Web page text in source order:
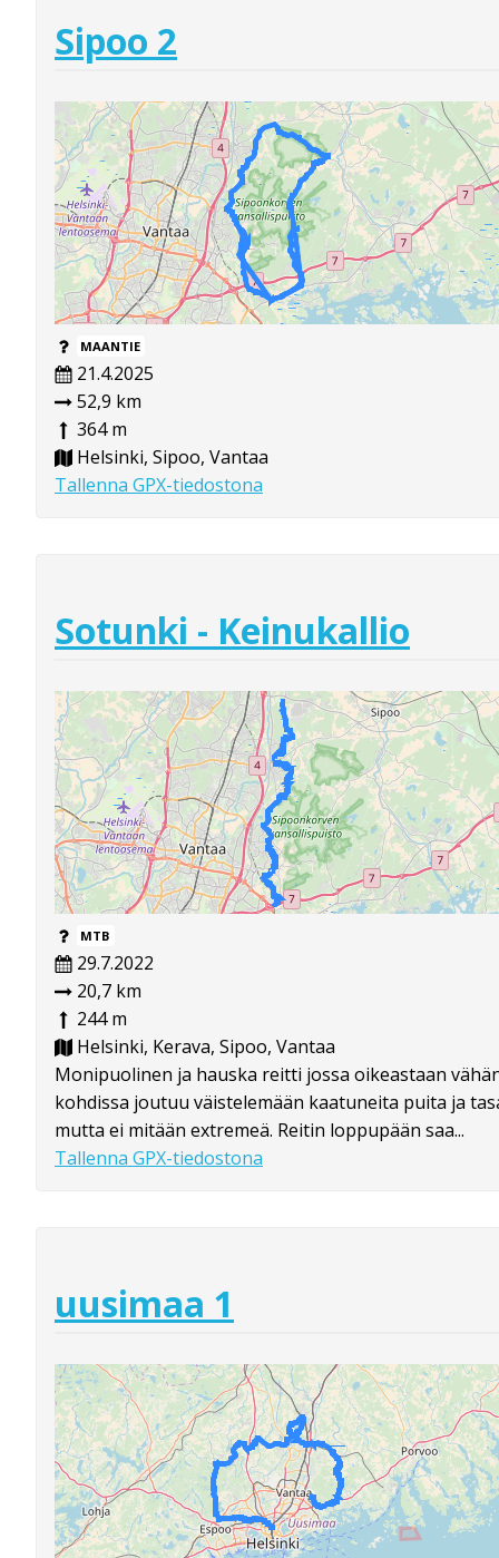
Sipoo 2
MAANTIE
21.4.2025
52,9 km
364 m
Helsinki, Sipoo, Vantaa
Tallenna GPX-tiedostona
Sotunki - Keinukallio
MTB
29.7.2022
20,7 km
244 m
Helsinki, Kerava, Sipoo, Vantaa
Monipuolinen ja hauska reitti jossa oikeastaan
kohdissa joutuu väistelemään kaatuneita puita ja
mutta ei mitään extremeä. Reitin loppupään saa...
Tallenna GPX-tiedostona
uusimaa 1